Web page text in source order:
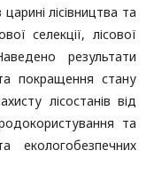
лісівництва та
селекції, лісової
результати
покращення стану
лісостанів від
та
екологобезпечних